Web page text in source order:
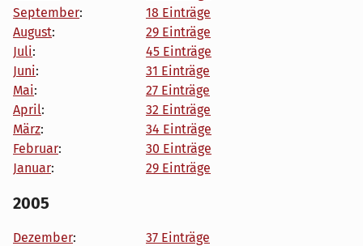
September:
18 Einträge
August:
29 Einträge
Juli:
45 Einträge
Juni:
31 Einträge
Mai:
27 Einträge
April:
32 Einträge
März:
34 Einträge
Februar:
30 Einträge
Januar: 29 Einträge
2005
Dezember:
37 Einträge